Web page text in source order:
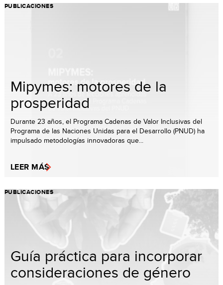
PUBLICACIONES
Mipymes: motores de la
prosperidad
Durante 23 años, el Programa Cadenas de Valor Inclusivas del
Programa de las Naciones Unidas para el Desarrollo (PNUD) ha
impulsado metodologías innovadoras que...
LEER MÁS
PUBLICACIONES
Guía práctica para incorporar
consideraciones de género